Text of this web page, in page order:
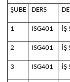
ŞUBE DERS
1 ISG401 İŞ
2 ISG401 İŞ
3 ISG401 İŞ